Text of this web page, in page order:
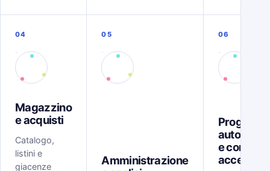
04
Magazzino
e acquisti
Catalogo,
listini e
giacenze
05
Amministrazione
06
Progetti,
e
accessi